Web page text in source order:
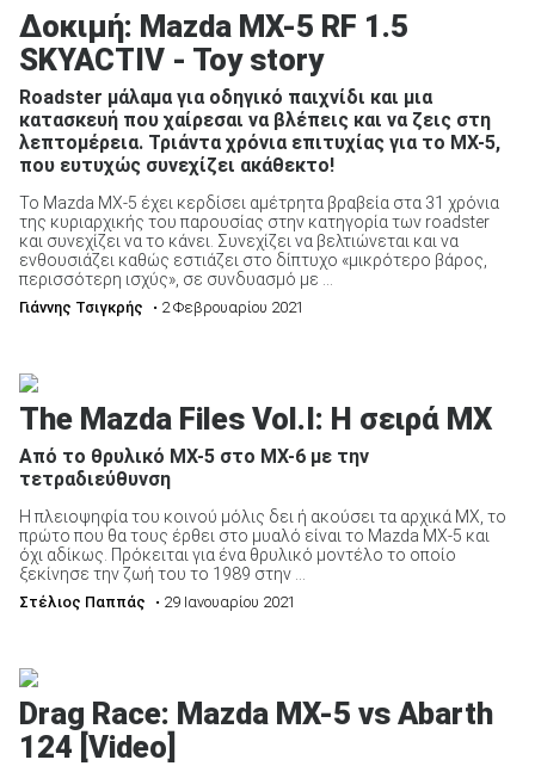
Δοκιμή: Mazda ΜΧ-5 RF 1.5
SKYACTIV - Toy story
Roadster μάλαμα για οδηγικό παιχνίδι και μια
κατασκευή που χαίρεσαι να βλέπεις και να ζεις στη
λεπτομέρεια. Τριάντα χρόνια επιτυχίας για το ΜΧ-5,
που ευτυχώς συνεχίζει ακάθεκτο!
Το Mazda MX-5 έχει κερδίσει αμέτρητα βραβεία στα 31 χρόνια
της κυριαρχικής του παρουσίας στην κατηγορία των roadster
και συνεχίζει να το κάνει. Συνεχίζει να βελτιώνεται και να
ενθουσιάζει καθώς εστιάζει στο δίπτυχο «μικρότερο βάρος,
περισσότερη ισχύς», σε συνδυασμό με ...
Γιάννης Τσιγκρής • 2 Φεβρουαρίου 2021
The Mazda Files Vol.I: Η σειρά MX
Από το θρυλικό MX-5 στο MX-6 με την
τετραδιεύθυνση
Η πλειοψηφία του κοινού μόλις δει ή ακούσει τα αρχικά MX, το
πρώτο που θα τους έρθει στο μυαλό είναι το Mazda MX-5 και
όχι αδίκως. Πρόκειται για ένα θρυλικό μοντέλο το οποίο
ξεκίνησε την ζωή του το 1989 στην ...
Στέλιος Παππάς • 29 Ιανουαρίου 2021
Drag Race: Mazda MX-5 vs Abarth
124 [Video]